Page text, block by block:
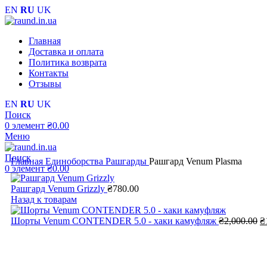
EN RU UK
Главная
Доставка и оплата
Политика возврата
Контакты
Отзывы
EN RU UK
Поиск
0 элемент ₴0.00
Меню
Поиск
0элемент ₴0.00
Главная Единоборства Рашгарды Рашгард Venum Plasma
Рашгард Venum Grizzly ₴780.00
Назад к товарам
Шорты Venum CONTENDER 5.0 - хаки камуфляж ₴2,000.00 ₴